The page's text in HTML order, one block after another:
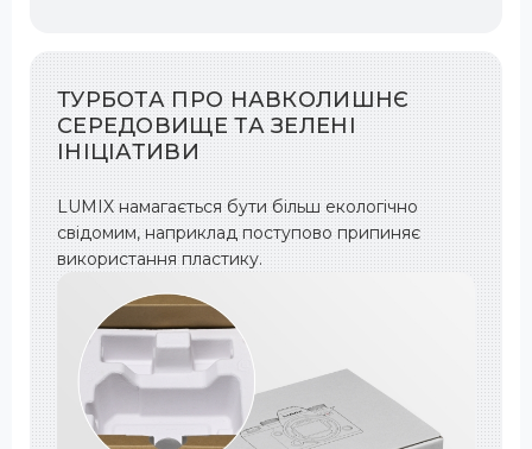
ТУРБОТА ПРО НАВКОЛИШНЄ
СЕРЕДОВИЩЕ ТА ЗЕЛЕНІ
ІНІЦІАТИВИ
LUMIX намагається бути більш екологічно
свідомим, наприклад поступово припиняє
використання пластику.